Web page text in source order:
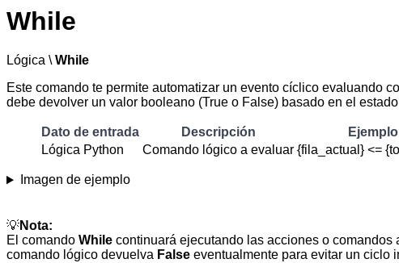
While
Lógica \While
Este comando te permite automatizar un evento cíclico evaluando
debe devolver un valor booleano (True o False) basado en el
Dato de entrada Descripción
Ejemplo
Lógica Python
Comando lógico a evaluar {fila_actual} <=
Imagen de ejemplo
💡Nota:
El comando While continuará ejecutando las acciones o
comando lógico devuelva False eventualmente para evitar un ciclo